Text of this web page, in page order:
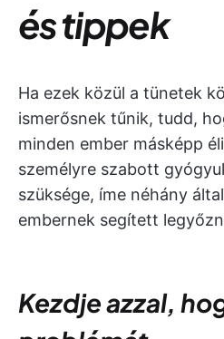
és tippek
Ha ezek közül a tünetek
ismerősnek tűnik, tudd,
minden ember másképp
személyre szabott
szüksége, íme néhány
embernek segített
Kezdje azzal,